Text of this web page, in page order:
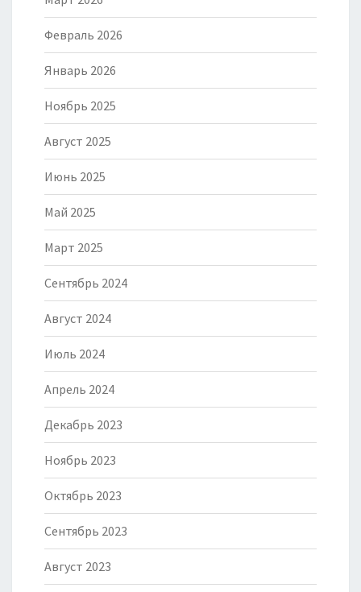
Февраль 2026
Январь 2026
Ноябрь 2025
Август 2025
Июнь 2025
Май 2025
Март 2025
Сентябрь 2024
Август 2024
Июль 2024
Апрель 2024
Декабрь 2023
Ноябрь 2023
Октябрь 2023
Сентябрь 2023
Август 2023